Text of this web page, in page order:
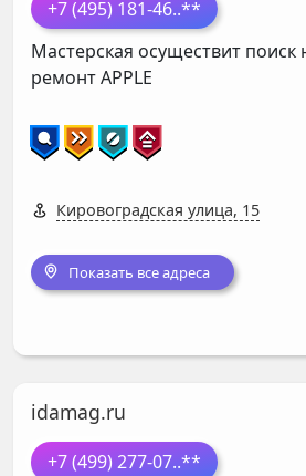
+7 (495) 181-46..**
Мастерская осуществит поиск
ремонтAPPLE
Кировоградская улица, 15
Показать все адреса
idamag.ru
+7 (499) 277-07..**